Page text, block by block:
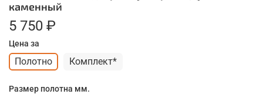
каменный
5 750 ₽
Цена за
Полотно Комплект*
Размер полотна мм.